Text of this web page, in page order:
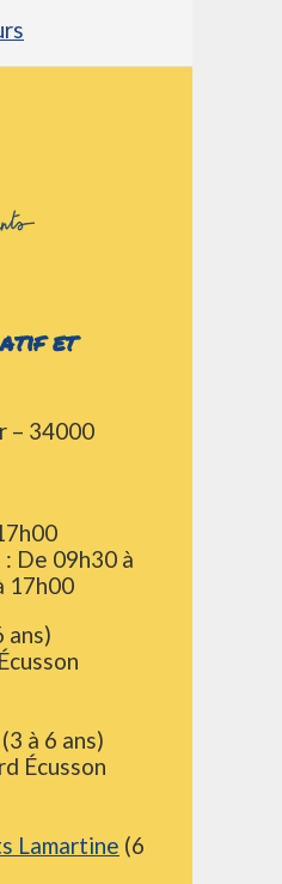
et
– 34000
De 09h30 à
17h00
ans)
(3 à 6 ans)
Écusson
Lamartine (6